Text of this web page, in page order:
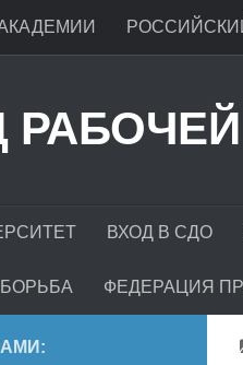
ВХОД В СДО
ФЕДЕРАЦИЯ